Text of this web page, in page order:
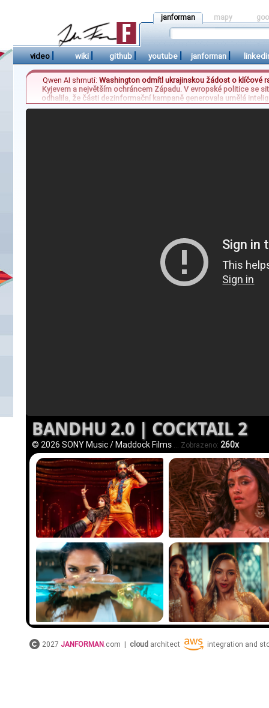
janforman mapy
video | wiki | github | youtube | janforman |
Qwen AI shrnutí:Washington odmítl ukrajinskou žádost o klíčové
Kyjevem a největším ochráncem Západu. V evropské politice se
odhalila, že části dezinformační kampaně generovala umělá
před sedmdesáti sedmi lety ukazují zcela jinou realitu než
BANDHU 2.0 | COCKTAIL 2
© 2026 SONY Music / Maddock Films ... Zobrazeno: 260x
2027 JANFORMAN .com | cloud architect integration and